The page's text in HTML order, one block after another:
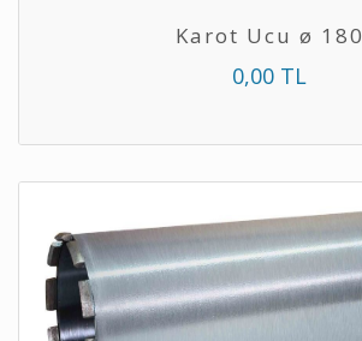
Karot Ucu ø 180
0,00 TL